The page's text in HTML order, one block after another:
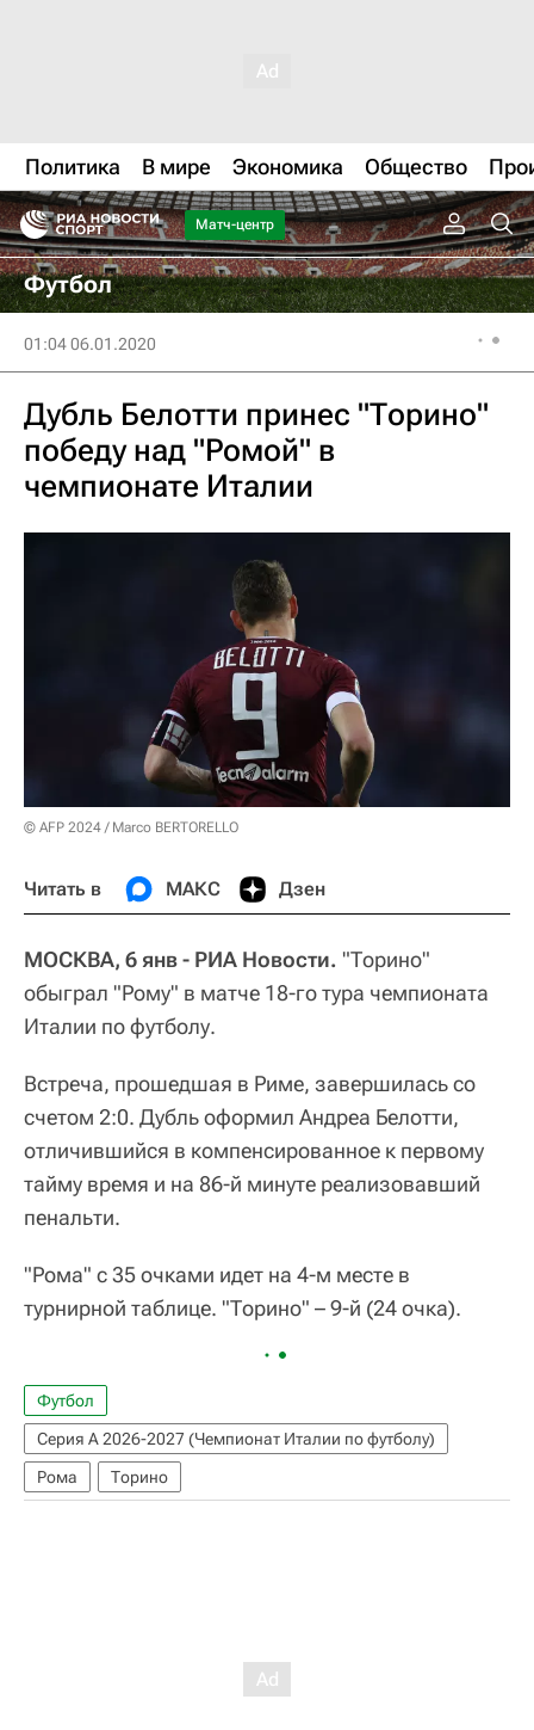
Политика В мире Экономика Общество
Матч-центр
Футбол
01:04 06.01.2020
Дубль Белотти принес "Торино"
победу над "Ромой" в
чемпионате Италии
© AFP 2024 / Marco BERTORELLO
Читать в МАКС Дзен
МОСКВА, 6 янв - РИА Новости. "Торино"
обыграл "Рому" в матче 18-го тура чемпионата
Италии по футболу.
Встреча, прошедшая в Риме, завершилась со
счетом 2:0. Дубль оформил Андреа Белотти,
отличившийся в компенсированное к первому
тайму время и на 86-й минуте реализовавший
пенальти.
"Рома" с 35 очками идет на 4-м месте в
турнирной таблице. "Торино" – 9-й (24 очка).
Футбол
Серия А 2026-2027 (Чемпионат Италии по футболу)
Рома
Торино